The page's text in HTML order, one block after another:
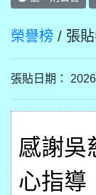
榮譽榜 / 張
張貼日期：
感謝吳
心指導